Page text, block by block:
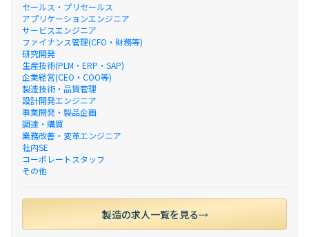
セールス・プリセールス
アプリケーションエンジニア
サービスエンジニア
ファイナンス管理(CFO・財務等)
研究開発
生産技術(PLM・ERP・SAP)
企業経営(CEO・COO等)
製造技術・品質管理
設計開発エンジニア
事業開発・製品企画
調達・購買
業務改善・変革エンジニア
社内SE
コーポレートスタッフ
その他
製造の求人一覧を見る